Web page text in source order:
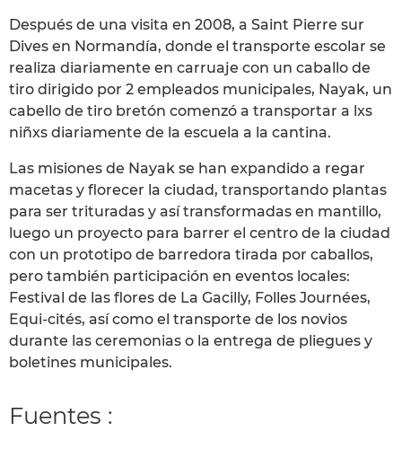
Después de una visita en 2008, a Saint Pierre sur
Dives en Normandía, donde el transporte escolar se
realiza diariamente en carruaje con un caballo de
tiro dirigido por 2 empleados municipales, Nayak, un
cabello de tiro bretón comenzó a transportar a lxs
niñxs diariamente de la escuela a la cantina.
Las misiones de Nayak se han expandido a regar
macetas y florecer la ciudad, transportando plantas
para ser trituradas y así transformadas en mantillo,
luego un proyecto para barrer el centro de la ciudad
con un prototipo de barredora tirada por caballos,
pero también participación en eventos locales:
Festival de las flores de La Gacilly, Folles Journées,
Equi-cités, así como el transporte de los novios
durante las ceremonias o la entrega de pliegues y
boletines municipales.
Fuentes :